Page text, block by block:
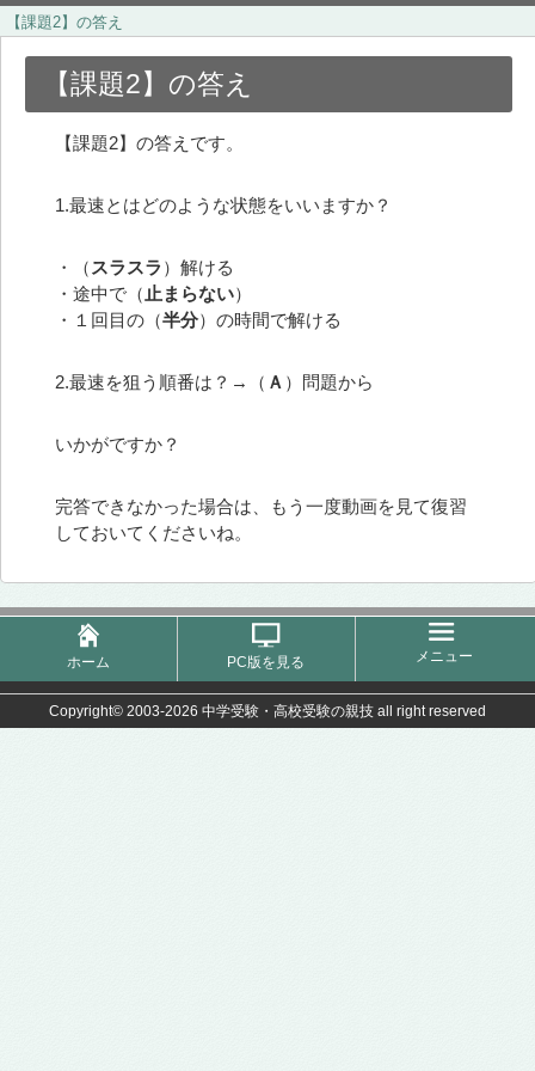
【課題2】の答え
【課題2】の答え
【課題2】の答えです。
1.最速とはどのような状態をいいますか？
・（ スラスラ）解ける
・途中で（ 止まらない）
・１回目の（半分）の時間で解ける
2.最速を狙う順番は？→（ Ａ ）問題から
いかがですか？
完答できなかった場合は、もう一度動画を見て復習
しておいてくださいね。
ホーム PC版を見る メニュー
Copyright© 2003-2026 中学受験・高校受験の親技 all right reserved